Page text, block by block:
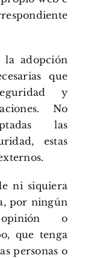
la adopción
que
y
No
las
estas
ni siquiera
por ningún
opinión o
que tenga
personas o